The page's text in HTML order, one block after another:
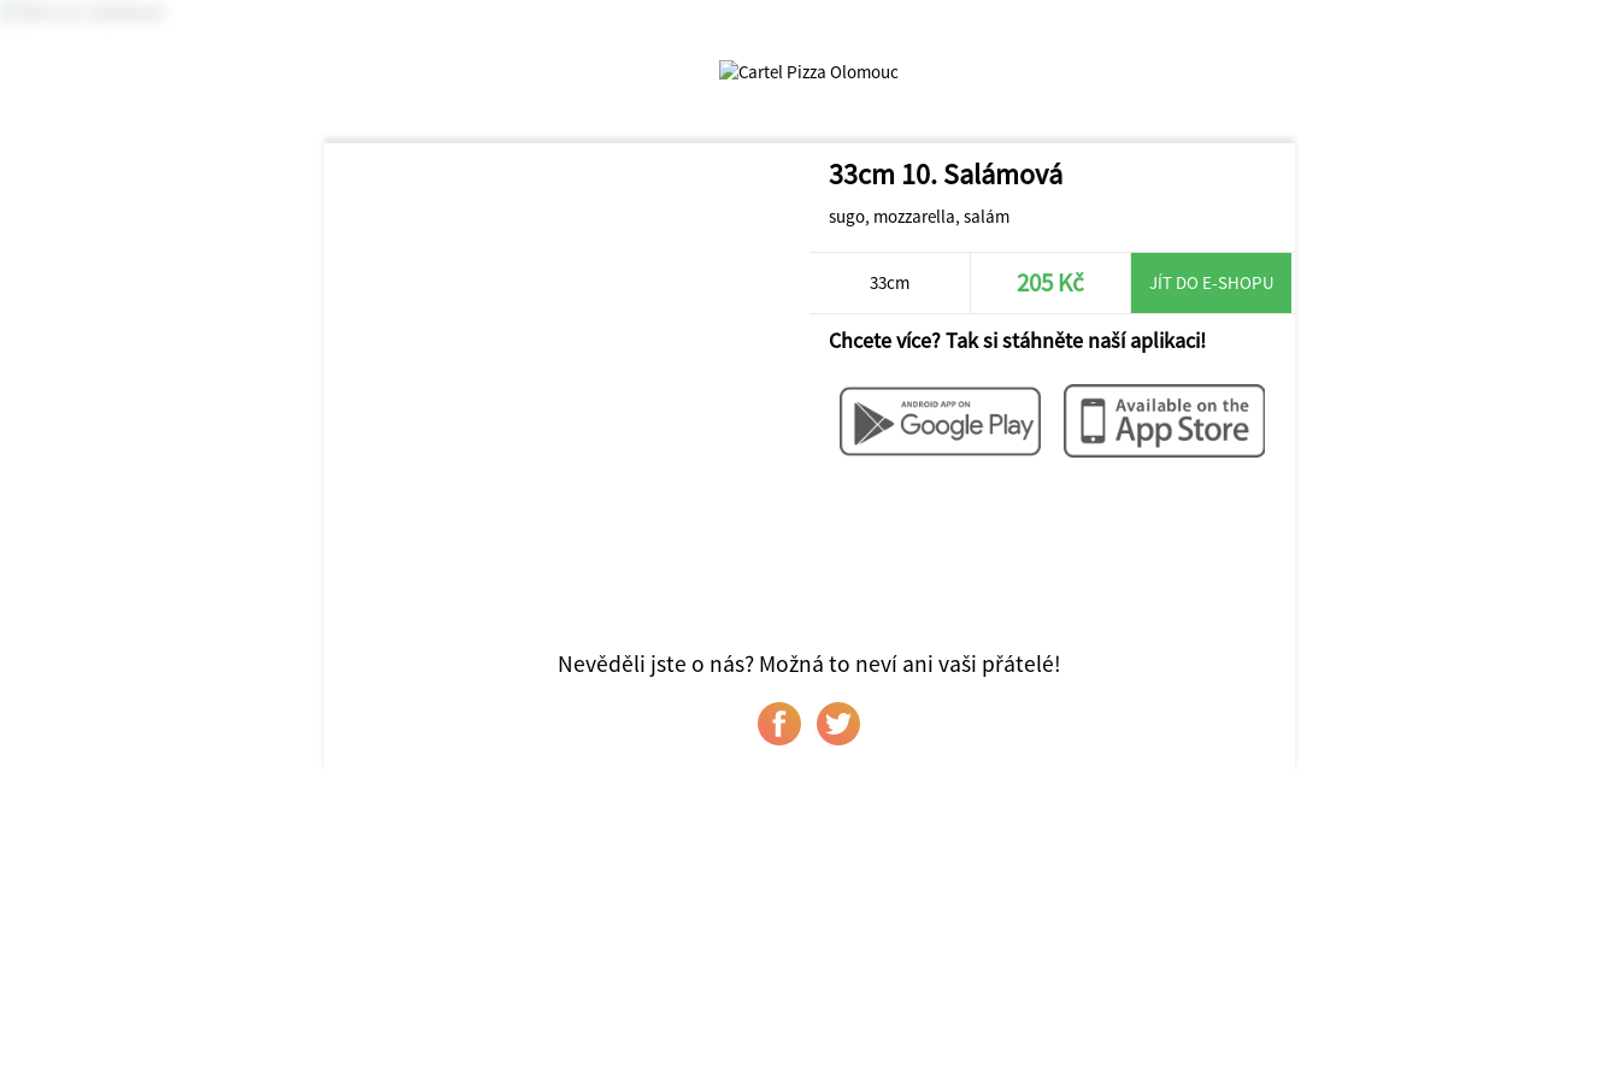
33cm 10. Salámová
sugo, mozzarella, salám
33cm 205 Kč JÍT DO E-SHOPU
Chcete více? Tak si stáhněte naší aplikaci!
Nevěděli jste o nás? Možná to neví ani vaši přátelé!